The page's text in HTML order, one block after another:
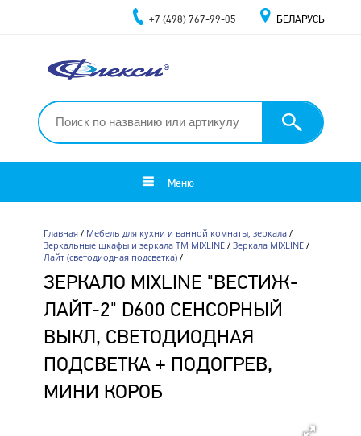
+7 (498) 767-99-05 БЕЛАРУСЬ
Меню
Главная/ Мебель для кухни и ванной комнаты, зеркала/
Зеркальные шкафы и зеркала ТМ MIXLINE/ Зеркала MIXLINE/
Лайт (светодиодная подсветка)/
ЗЕРКАЛО MIXLINE "ВЕСТИЖ-
ЛАЙТ-2" D600 СЕНСОРНЫЙ
ВЫКЛ, СВЕТОДИОДНАЯ
ПОДСВЕТКА + ПОДОГРЕВ,
МИНИ КОРОБ